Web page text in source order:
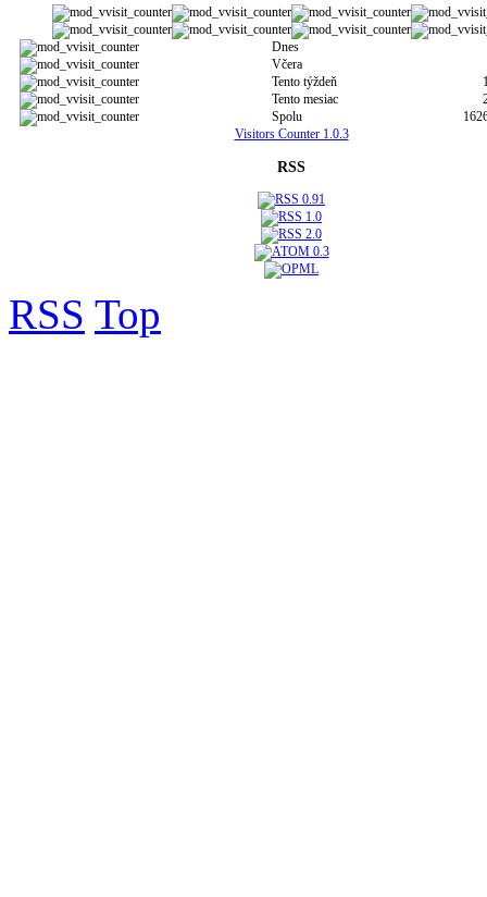
Dnes
Včera
Tento týždeň
Tento mesiac
Spolu
Visitors Counter 1.0.3
RSS
RSS Top